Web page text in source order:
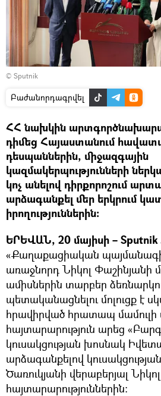
© Sputnik
Բաժանորդագրվել
ՀՀ նախկին
դիմեց Հայաստանում
դեսպաններին, միջազգային
կազմակերպությունների
կոչ անելով դիրքորոշում
արձագանքել մեր երկրում
իրողություններին։
ԵՐԵՎԱՆ, 20 մայիսի –
«Քաղաքացիական
առաջնորդ Նիկոլ Փաշինյանի
ամիսներին տարբեր
պետականացնելու մոլուցք է
հրավիրված հրատապ մամուլի
հայտարարություն արեց
կուսակցության խոսնակ
արձագանքելով
Ծառուկյանի վերաբերյալ
հայտարարություններին։